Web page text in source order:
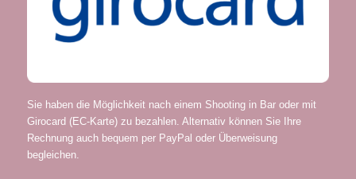
Sie haben die Möglichkeit nach einem Shooting in Bar oder mit
Girocard (EC-Karte) zu bezahlen. Alternativ können Sie Ihre
Rechnung auch bequem per PayPal oder Überweisung
begleichen.